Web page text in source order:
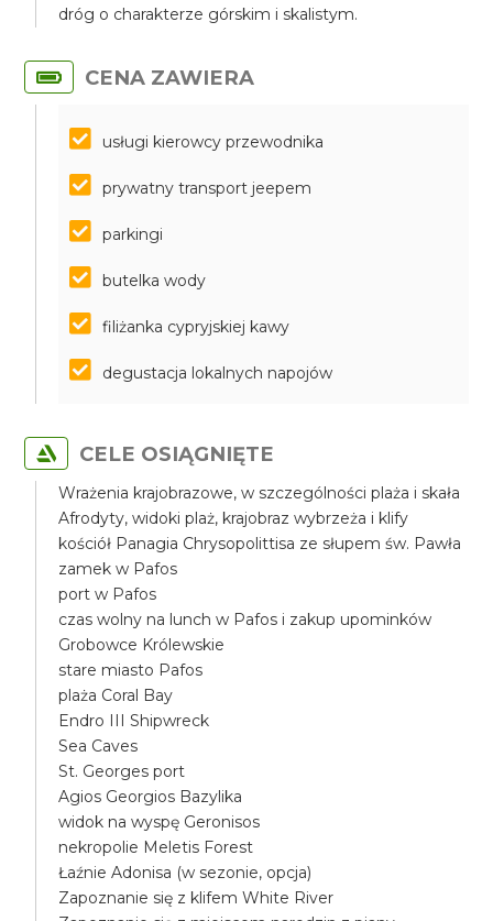
dróg o charakterze górskim i skalistym.
CENA ZAWIERA
usługi kierowcy przewodnika
prywatny transport jeepem
parkingi
butelka wody
filiżanka cypryjskiej kawy
degustacja lokalnych napojów
CELE OSIĄGNIĘTE
Wrażenia krajobrazowe, w szczególności plaża i skała
Afrodyty, widoki plaż, krajobraz wybrzeża i klify
kościół Panagia Chrysopolittisa ze słupem św. Pawła
zamek w Pafos
port w Pafos
czas wolny na lunch w Pafos i zakup upominków
Grobowce Królewskie
stare miasto Pafos
plaża Coral Bay
Endro III Shipwreck
Sea Caves
St. Georges port
Agios Georgios Bazylika
widok na wyspę Geronisos
nekropolie Meletis Forest
Łaźnie Adonisa (w sezonie, opcja)
Zapoznanie się z klifem White River